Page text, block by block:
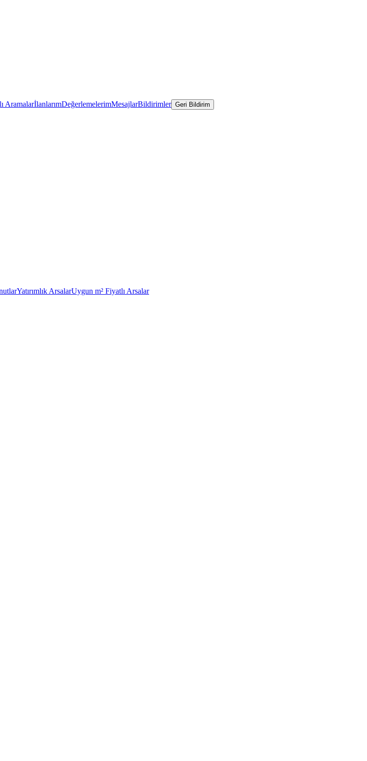
AramalarİlanlarımDeğerlemelerimMesajlarBildirimler Geri Bildirim
Yatırımlık ArsalarUygun m² Fiyatlı Arsalar